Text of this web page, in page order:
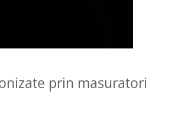
prin masuratori